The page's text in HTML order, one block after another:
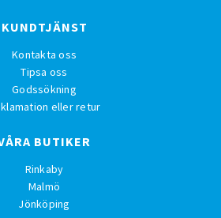
KUNDTJÄNST
Kontakta oss
Tipsa oss
Godssökning
eller retur
BUTIKER
Rinkaby
Malmö
Jönköping